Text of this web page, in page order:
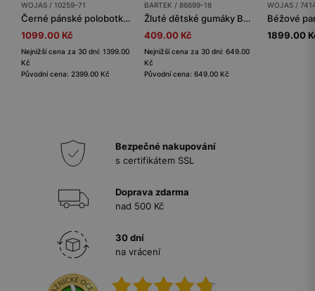
WOJAS / 10259-71
Černé pánské polobotky z kombinované kůže
1099.00 Kč
Nejnižší cena za 30 dní: 1399.00
Kč
Původní cena: 2399.00 Kč
BARTEK / 86699-18
Žluté dětské gumáky BARTEK 8669918
409.00 Kč
Nejnižší cena za 30 dní: 649.00
Kč
Původní cena: 649.00 Kč
WOJAS /
1899.00
Bezpečné nakupování
s certifikátem SSL
Doprava zdarma
nad 500 Kč
30 dní
na vrácení